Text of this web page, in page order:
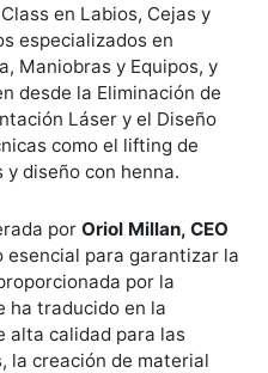
en Labios, Cejas y
especializados en
Maniobras y Equipos, y
desde la Eliminación de
Láser y el Diseño
como el lifting de
diseño con henna.
porOriol Millan, CEO
esencial para garantizar la
por la
ha traducido en la
alta calidad para las
la creación de material